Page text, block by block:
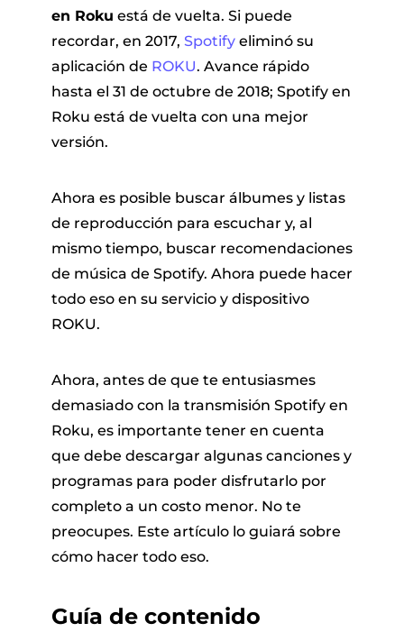
reproducción
en Roku está de vuelta. Si puede
recordar, en 2017, Spotifyeliminó su
aplicación de ROKU. Avance rápido
hasta el 31 de octubre de 2018; Spotify en
Roku está de vuelta con una mejor
versión.
Ahora es posible buscar álbumes y listas
de reproducción para escuchar y, al
mismo tiempo, buscar recomendaciones
de música de Spotify. Ahora puede hacer
todo eso en su servicio y dispositivo
ROKU.
Ahora, antes de que te entusiasmes
demasiado con la transmisión Spotify en
Roku, es importante tener en cuenta
que debe descargar algunas canciones y
programas para poder disfrutarlo por
completo a un costo menor. No te
preocupes. Este artículo lo guiará sobre
cómo hacer todo eso.
Guía de contenido